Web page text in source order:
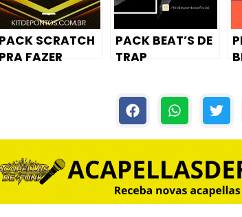
PACK SCRATCH
PRA FAZER
PACK BEAT’S DE
TRAP